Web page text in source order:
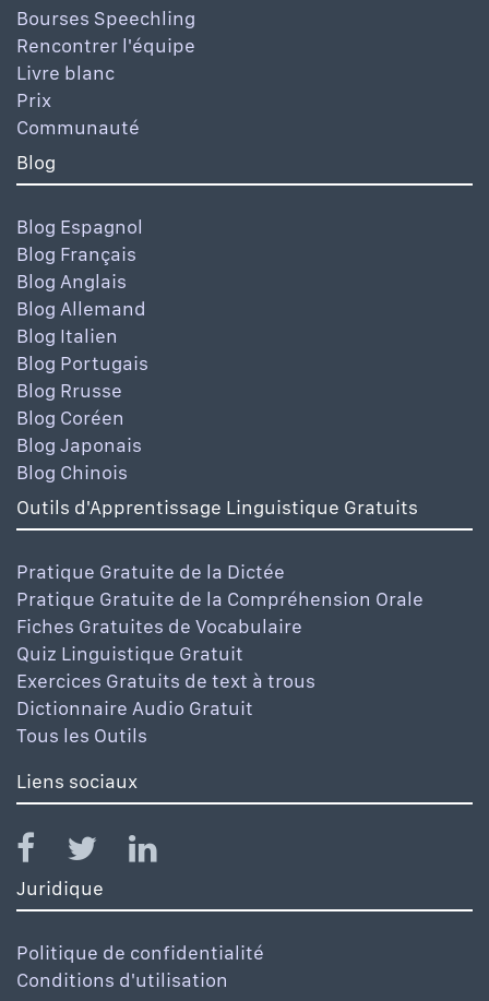
Bourses Speechling
Rencontrer l'équipe
Livre blanc
Prix
Communauté
Blog
Blog Espagnol
Blog Français
Blog Anglais
Blog Allemand
Blog Italien
Blog Portugais
Blog Rrusse
Blog Coréen
Blog Japonais
Blog Chinois
Outils d'Apprentissage Linguistique Gratuits
Pratique Gratuite de la Dictée
Pratique Gratuite de la Compréhension Orale
Fiches Gratuites de Vocabulaire
Quiz Linguistique Gratuit
Exercices Gratuits de text à trous
Dictionnaire Audio Gratuit
Tous les Outils
Liens sociaux
Juridique
Politique de confidentialité
Conditions d'utilisation